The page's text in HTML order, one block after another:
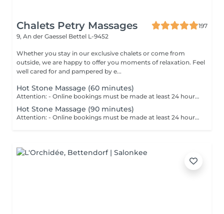
Chalets Petry Massages
197
9, An der Gaessel Bettel L-9452
Whether you stay in our exclusive chalets or come from
outside, we are happy to offer you moments of relaxation. Feel
well cared for and pampered by e...
Hot Stone Massage (60 minutes)
Attention: - Online bookings must be made at least 24 hours in advance. - If you would like to book a massage at short notice (less than 24 hours in advance), please call +49 173 390 20 62. - If you have to cancel the massage, we kindly ask you to do so at least 24 hours in advance, otherwise we will have to charge 70% of the price of the massage. - Employees and times can be adjusted if necessary, after consultation with you. The combination of massage techniques with warm oil and the application of warm stones on your body can lead to a deep relaxation throughout the body. At the same time, acupuncture points are stimulated and muscle trigger points are relaxed. The massage ensures that daily stress and mental tension can fall off.
Hot Stone Massage (90 minutes)
Attention: - Online bookings must be made at least 24 hours in advance. - If you would like to book a massage at short notice (less than 24 hours in advance), please call +49 173 390 20 62. - If you have to cancel the massage, we kindly ask you to do so at least 24 hours in advance, otherwise we will have to charge 70% of the price of the massage. - Employees and times can be adjusted if necessary, after consultation with you. The combination of massage techniques with warm oil and the application of warm stones on your body can lead to a deep relaxation throughout the body. At the same time, acupuncture points are stimulated and muscle trigger points are relaxed. The massage ensures that daily stress and mental tension can fall off.